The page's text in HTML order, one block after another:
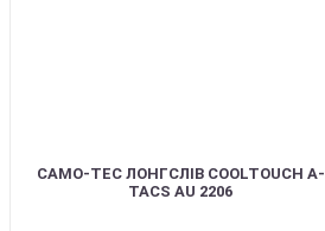
CAMO-TEC ЛОНГСЛІВ COOLTOUCH A-
TACS AU 2206